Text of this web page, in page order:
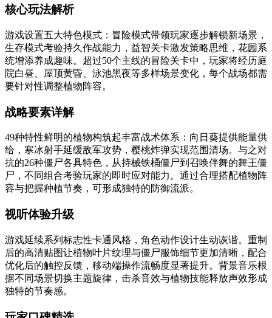
核心玩法解析
游戏设置五大特色模式：冒险模式带领玩家逐步解锁新场景，
生存模式考验持久作战能力，益智关卡激发策略思维，花园系
统增添养成趣味。超过50个主线的冒险关卡中，玩家将经历庭
院白昼、屋顶黄昏、泳池黑夜等多样场景变化，每个战场都需
要针对性调整植物阵容。
战略要素详解
49种特性鲜明的植物构筑起丰富战术体系：向日葵提供能量供
给，寒冰射手延缓敌军攻势，樱桃炸弹实现范围清场。与之对
抗的26种僵尸各具特色，从持械铁桶僵尸到召唤伴舞的舞王僵
尸，不同组合考验玩家的即时应对能力。通过合理搭配植物阵
容与把握种植节奏，可形成独特的防御流派。
视听体验升级
游戏延续系列标志性卡通风格，角色动作设计生动诙谐。重制
后的高清贴图让植物叶片纹理与僵尸服饰细节更加清晰，配合
优化后的触控反馈，移动端操作流畅度显著提升。背景音乐根
据不同场景切换主题旋律，击杀音效与植物技能释放声效形成
独特的节奏感。